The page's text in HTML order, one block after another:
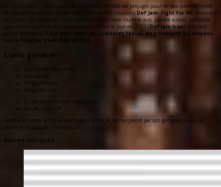
En conclusion, il faut savoir, parfois, mettre de côté ses préjugés pour ne pas rater des titres
de très bonne qualité comme a pu l’être (et l’est toujours) Def Jam: Fight for NY . Innovant
dans bien des domaines, il n’a pourtant, selon mon humble avis, pas été autant plébiscité
qu’il aurait du l’être. Bien qu’une suite ait vu le jour en 2007 (Def Jam Icon), elle s’est
avérée décevante. Peut-être faudrait-il réitérer l’essai, en y mettant les moyens
cette fois, sur Xbox One ou PS4…
L'avis général
La prise en main facile
L'ambiance
Les graphismes
Les guest-stars
Durée de vie un poil trop courte
Un peu répétitif
Après avoir passé le cap de quelques à priori, le jeu surprend par son gameplay et par le
plaisir qu'il procure. Comme quoi...
Autres critiques